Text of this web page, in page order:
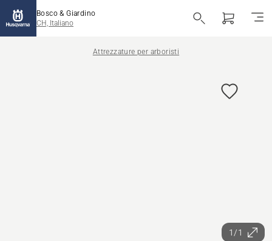
Bosco & Giardino
CH, Italiano
Attrezzature per arboristi
1/1